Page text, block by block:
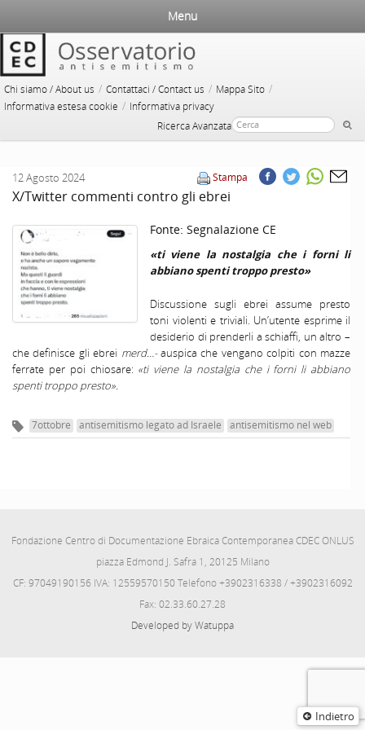
Chi siamo / About us / Contattaci / Contact us / Mappa Sito /
Informativa estesa cookie / Informativa privacy
Ricerca Avanzata
Menu
Indietro
Stampa
12 Agosto 2024
X/Twitter commenti contro gli ebrei
Fonte: Segnalazione CE
«ti viene la nostalgia che i forni li
abbiano spenti troppo presto»
Discussione sugli ebrei assume presto
toni violenti e triviali. Un’utente esprime il
desiderio di prenderli a schiaffi, un altro –
che definisce gli ebrei merd…-auspica che vengano colpiti con mazze
ferrate per poi chiosare: «ti viene la nostalgia che i forni li abbiano
spenti troppo presto».
7ottobre antisemitismo legato ad Israele antisemitismo nel web
Fondazione Centro di Documentazione Ebraica Contemporanea CDEC ONLUS
piazza Edmond J. Safra 1, 20125 Milano
CF: 97049190156 IVA: 12559570150 Telefono +3902316338 / +3902316092
Fax: 02.33.60.27.28
Developed by Watuppa